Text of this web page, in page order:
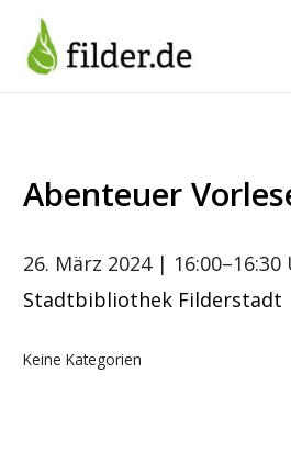
Inhalt
springen
Abenteuer
26. März 2024 | 16:00–16:30
Stadtbibliothek Filderstadt
Keine Kategorien